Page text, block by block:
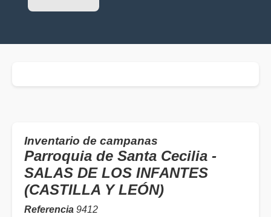
Inventario de campanas
Parroquia de Santa Cecilia -
SALAS DE LOS INFANTES
(CASTILLA Y LEÓN)
Referencia 9412